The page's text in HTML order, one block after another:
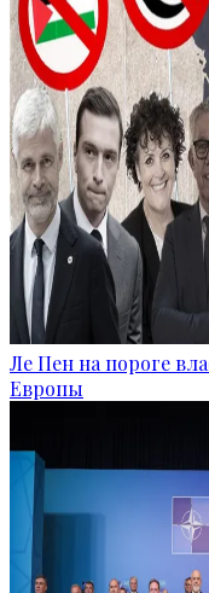
Ле Пен на пороге
Европы